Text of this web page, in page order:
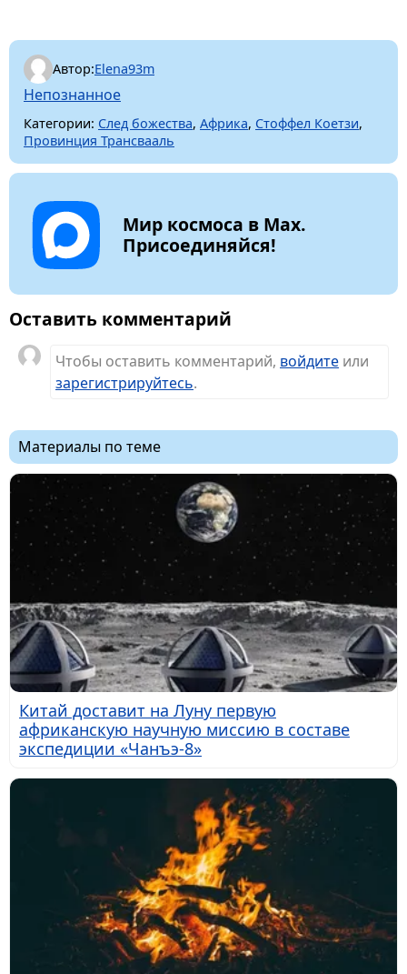
Автор:Elena93m
Непознанное
Категории: След божества, Африка, Стоффел Коетзи,
Провинция Трансвааль
Мир космоса в Max.
Присоединяйся!
Оставить комментарий
Чтобы оставить комментарий, войдите или
зарегистрируйтесь.
Материалы по теме
Китай доставит на Луну первую
африканскую научную миссию в составе
экспедиции «Чанъэ-8»